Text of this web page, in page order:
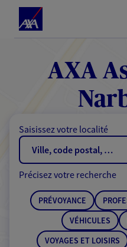
AXA
Saisissez votre localité
Précisez votre recherche
PRÉVOYANCE
VÉHICULES
VOYAGES ET LOISIRS